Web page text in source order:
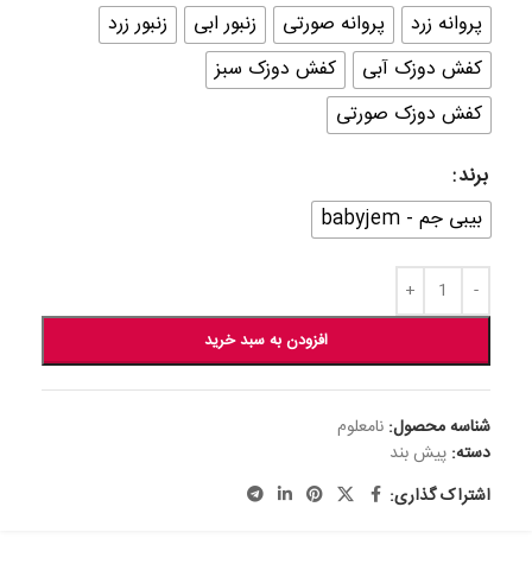
پروانه زرد
پروانه صورتی زنبور ابی
زنبور زرد
کفش دوزک آبی
کفش دوزک سبز
کفش دوزک صورتی
برند
بیبی جم - babyjem
افزودن به سبد خرید
شناسه محصول: نامعلوم
دسته: پیش بند
اشتراک گذاری: